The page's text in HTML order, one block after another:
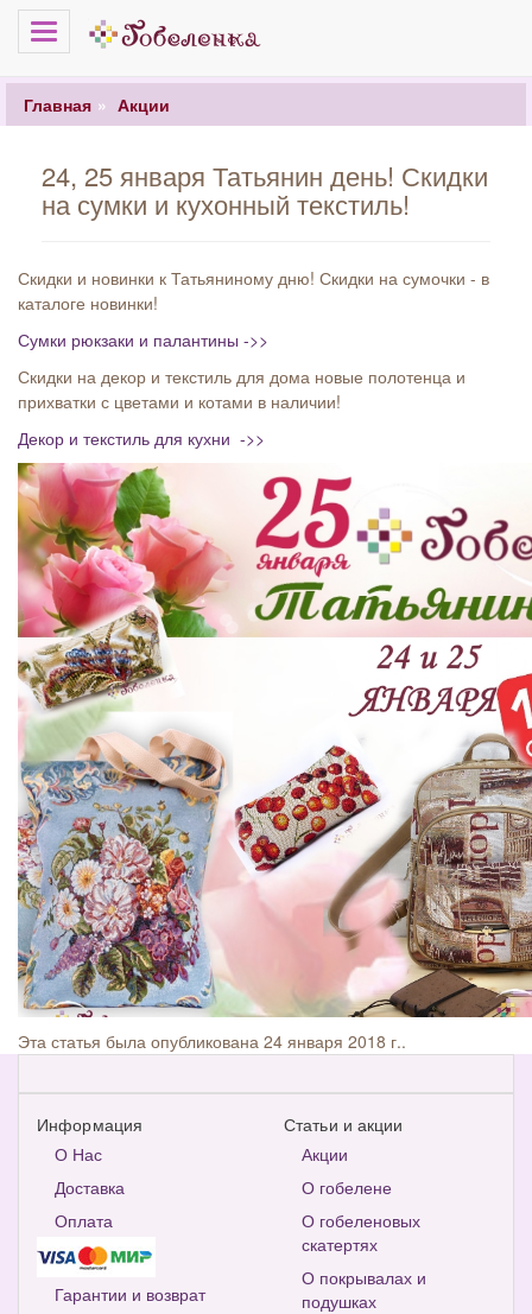
Меню
Главная Акции
24, 25 января Татьянин день! Скидки
на сумки и кухонный текстиль!
Скидки и новинки к Татьяниному дню! Скидки на сумочки - в
каталоге новинки!
Сумки рюкзаки и палантины ->>
Скидки на декор и текстиль для дома новые полотенца и
прихватки с цветами и котами в наличии!
Декор и текстиль для кухни ->>
Эта статья была опубликована 24 января 2018 г..
Информация
О Нас
Доставка
Оплата
Гарантии и возврат
Статьи и акции
Акции
О гобелене
О гобеленовых
скатертях
О покрывалах и
подушках